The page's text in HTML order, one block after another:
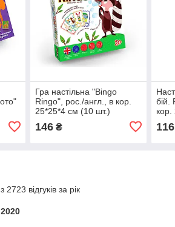
Гра настільна "Bingo
Ringo", рос./англ., в кор.
25*25*4 см (10 шт.)
146₴
бій.
116
відгуків за рік